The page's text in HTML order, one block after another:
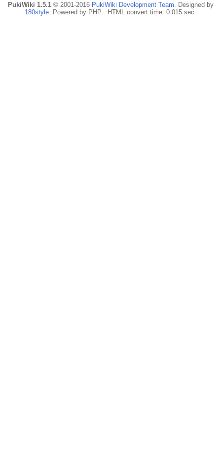
PukiWiki 1.5.1© 2001-2016 PukiWiki Development Team . Designed by
180style . Powered by PHP . HTML convert time: 0.015 sec.